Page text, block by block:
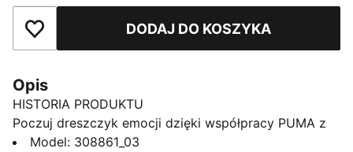
Dodaj do ulubionychDODAJ DO KOSZYKA
Opis
HISTORIA PRODUKTU
Poczuj dreszczyk emocji dzięki współpracy PUMA z
Ferrari. Z kultowymi kolorami Ferrari, elegancką
Model: 308861_03